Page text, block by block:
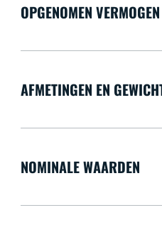
OPGENOMEN VERMOGEN
AFMETINGEN EN
NOMINALE WAARDEN